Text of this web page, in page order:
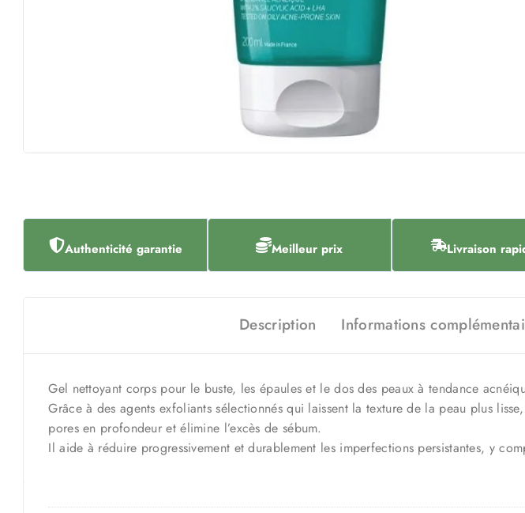
Authenticité garantie Meilleur prix Livraison
Description Informations
Gel nettoyant corps pour le buste, les épaules et le dos des peaux à tendance
Grâce à des agents exfoliants sélectionnés qui laissent la texture de la peau plus
pores en profondeur et élimine l’excès de sébum.
Il aide à réduire progressivement et durablement les imperfections persistantes, y